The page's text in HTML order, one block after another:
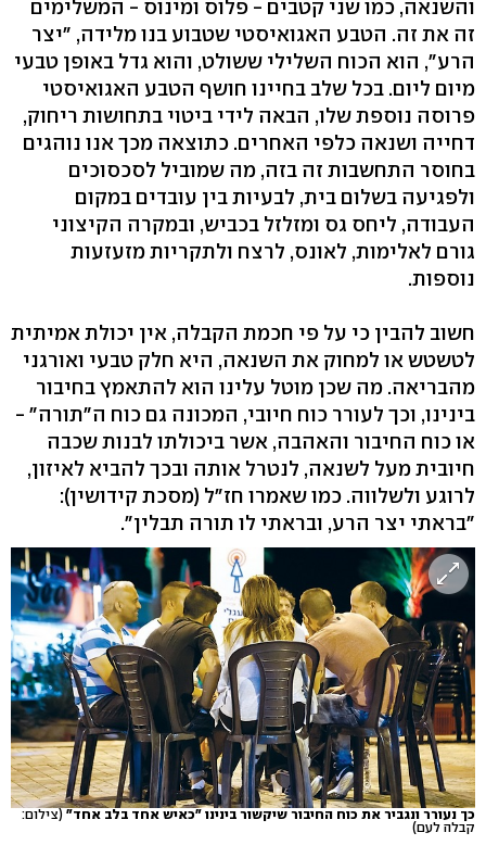
והשנאה, כמו שני קטבים - פלוס ומינוס - המשלימים
זה את זה. הטבע האגואיסטי שטבוע בנו מלידה, "יצר
הרע", הוא הכוח השלילי ששולט, והוא גדל באופן טבעי
מיום ליום. בכל שלב בחיינו חושף הטבע האגואיסטי
פרוסה נוספת שלו, הבאה לידי ביטוי בתחושות ריחוק,
דחייה ושנאה כלפי האחרים. כתוצאה מכך אנו נוהגים
בחוסר התחשבות זה בזה, מה שמוביל לסכסוכים
ולפגיעה בשלום בית, לבעיות בין עובדים במקום
העבודה, ליחס גס ומזלזל בכביש, ובמקרה הקיצוני
גורם לאלימות, לאונס, לרצח ולתקריות מזעזעות
נוספות.
חשוב להבין כי על פי חכמת הקבלה, אין יכולת אמיתית
לטשטש או למחוק את השנאה, היא חלק טבעי ואורגני
מהבריאה. מה שכן מוטל עלינו הוא להתאמץ בחיבור
בינינו, וכך לעורר כוח חיובי, המכונה גם כוח ה"תורה" -
או כוח החיבור והאהבה, אשר ביכולתו לבנות שכבה
חיובית מעל לשנאה, לנטרל אותה ובכך להביא לאיזון,
לרוגע ולשלווה. כמו שאמרו חז"ל (מסכת קידושין):
"בראתי יצר הרע, ובראתי לו תורה תבלין".
כך נעורר ונגביר את כוח החיבור שיקשור בינינו "כאיש אחד בלב אחד" (צילום:
קבלה לעם)